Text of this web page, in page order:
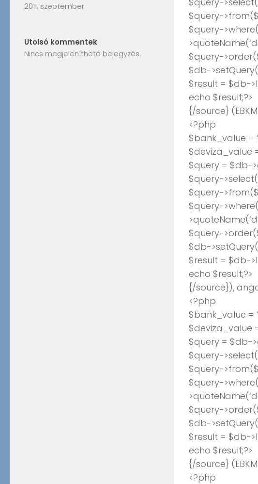
$query-
$query-
$query-
$db-
$result = $db-
echo $result;?>
{/source}
<?php
$bank_value =
$deviza_value =
$query = $db-
$query-
$query-
$query-
$query-
$db-
$result = $db-
echo $result;?>
{/source}),
<?php
$bank_value =
$deviza_value =
$query = $db-
$query-
$query-
$query-
$query-
$db-
$result = $db-
echo $result;?>
{/source}
<?php
2011. szeptember
Utolsó kommentek
Nincs megjeleníthető bejegyzés.